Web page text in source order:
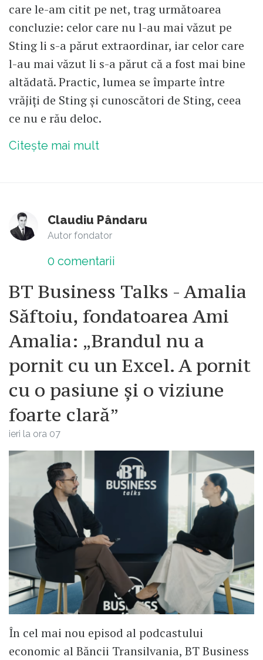
care le-am citit pe net, trag următoarea
concluzie: celor care nu l-au mai văzut pe
Sting li s-a părut extraordinar, iar celor care
l-au mai văzut li s-a părut că a fost mai bine
altădată. Practic, lumea se împarte între
vrăjiți de Sting și cunoscători de Sting, ceea
ce nu e rău deloc.
Citește mai mult
Claudiu Pândaru
Autor fondator
0 comentarii
BT Business Talks - Amalia
Săftoiu, fondatoarea Ami
Amalia: „Brandul nu a
pornit cu un Excel. A pornit
cu o pasiune și o viziune
foarte clară”
ieri la ora 07
În cel mai nou episod al podcastului
economic al Băncii Transilvania, BT Business